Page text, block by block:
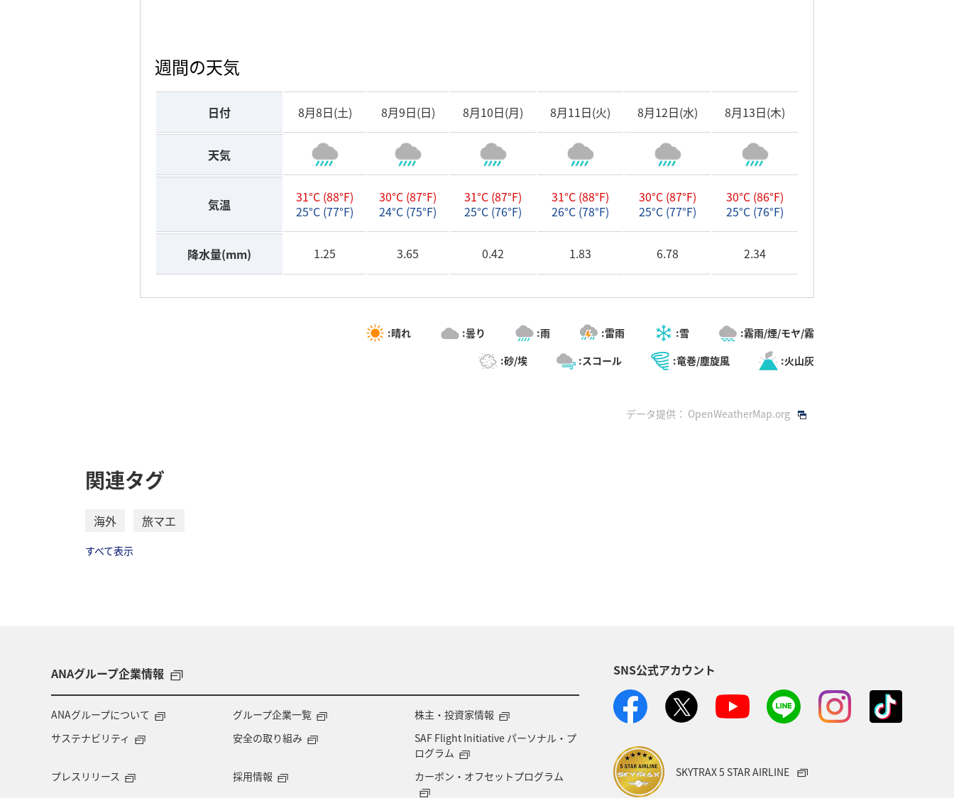
週間の天気
日付 8月8日(土) 8月9日(日) 8月10日(月) 8月11日(火) 8月12日(水) 8月13日(木)
天気
気温
31°C (88°F)
25°C (77°F)
30°C (87°F)
24°C (75°F)
31°C (87°F)
25°C (76°F)
31°C (88°F)
26°C (78°F)
30°C (87°F)
25°C (77°F)
30°C (86°F)
25°C (76°F)
降水量(mm) 1.25 3.65 0.42 1.83 6.78 2.34
:晴れ :曇り :雨 :雷雨 :雪
:霧雨/煙/モヤ/霧
:砂/埃
:スコール :竜巻/塵旋風 :火山灰
データ提供： OpenWeatherMap.org
関連タグ
海外 旅マエ
すべて表示
ANAグループ企業情報
ANAグループについて グループ企業一覧
株主・投資家情報
サステナビリティ
安全の取り組み
SAF Flight Initiative パーソナル・プ
ログラム
プレスリリース
採用情報 カーボン・オフセットプログラム
SNS公式アカウント
SKYTRAX 5 STAR AIRLINE